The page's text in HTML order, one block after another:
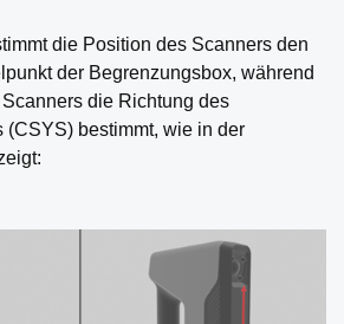
die Position des Scanners den
der Begrenzungsbox, während
die Richtung des
(CSYS) bestimmt, wie in der